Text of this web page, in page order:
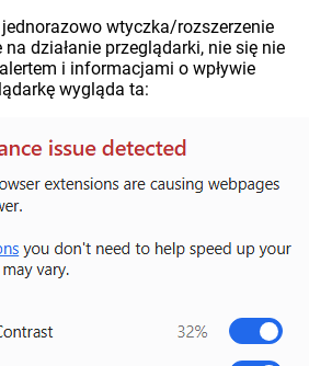
wtyczka/rozszerzenie
działanie przeglądarki, nie się nie
i informacjami o wpływie
wygląda ta: